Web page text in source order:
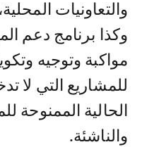
والتعاونيات
وكذا برنامج دعم
مواكبة وتوجيه
للمشاريع التي لا
الحالية الممنوحة
والناشئة.